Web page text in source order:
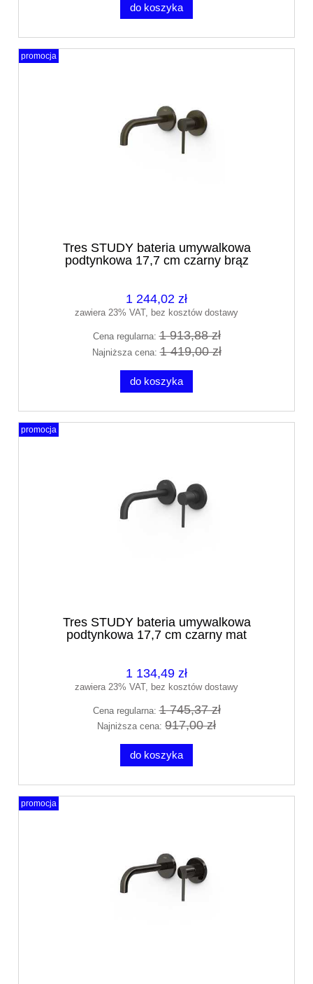
do koszyka
Tres STUDY bateria umywalkowa
podtynkowa 17,7 cm czarny brąz
1 244,02 zł
zawiera 23% VAT, bez kosztów dostawy
Cena regularna:1 913,88 zł
Najniższa cena:1 419,00 zł
do koszyka
promocja
Tres STUDY bateria umywalkowa
podtynkowa 17,7 cm czarny mat
1 134,49 zł
zawiera 23% VAT, bez kosztów dostawy
Cena regularna:1 745,37 zł
Najniższa cena: 917,00 zł
do koszyka
promocja
promocja